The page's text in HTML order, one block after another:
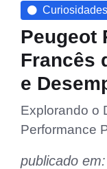
Curiosidades
Peugeot
Francês
e
Explorando o
Performance
publicado